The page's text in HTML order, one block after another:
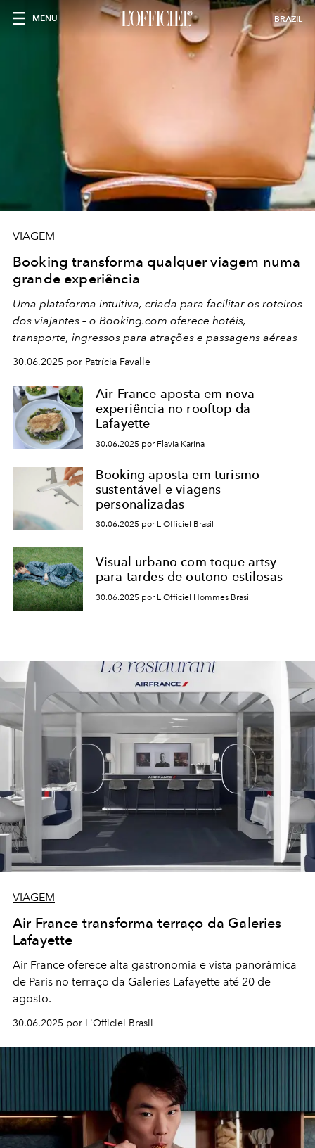
MENU BRAZIL
VIAGEM
Booking transforma qualquer viagem numa
grande experiência
Uma plataforma intuitiva, criada para facilitar os roteiros
dos viajantes – o Booking.com oferece hotéis,
transporte, ingressos para atrações e passagens aéreas
30.06.2025 por Patrícia Favalle
Air France aposta em nova
experiência no rooftop da
Lafayette
30.06.2025 por Flavia Karina
Booking aposta em turismo
sustentável e viagens
personalizadas
30.06.2025 por L'Officiel Brasil
Visual urbano com toque artsy
para tardes de outono estilosas
30.06.2025 por L'Officiel Hommes Brasil
VIAGEM
Air France transforma terraço da Galeries
Lafayette
Air France oferece alta gastronomia e vista panorâmica
de Paris no terraço da Galeries Lafayette até 20 de
agosto.
30.06.2025 por L'Officiel Brasil